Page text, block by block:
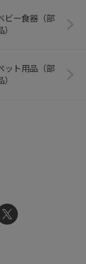
ビー食器（部
）
ット用品（部
）